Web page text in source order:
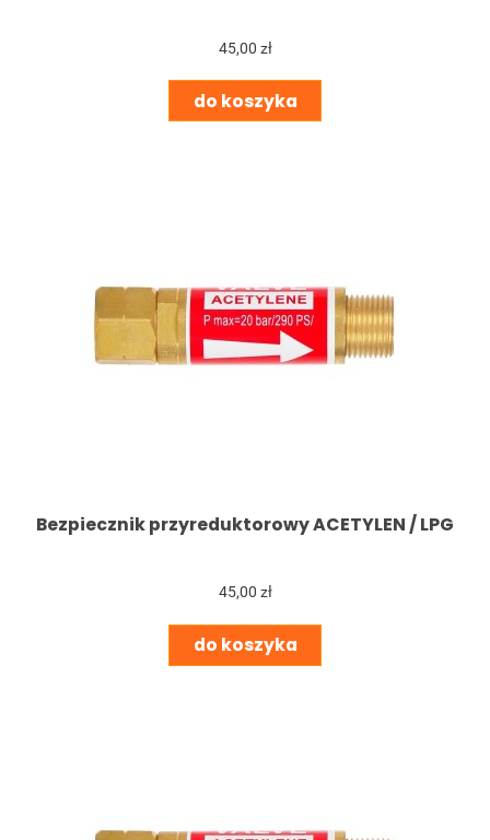
45,00 zł
do koszyka
Bezpiecznik przyreduktorowy ACETYLEN / LPG
45,00 zł
do koszyka